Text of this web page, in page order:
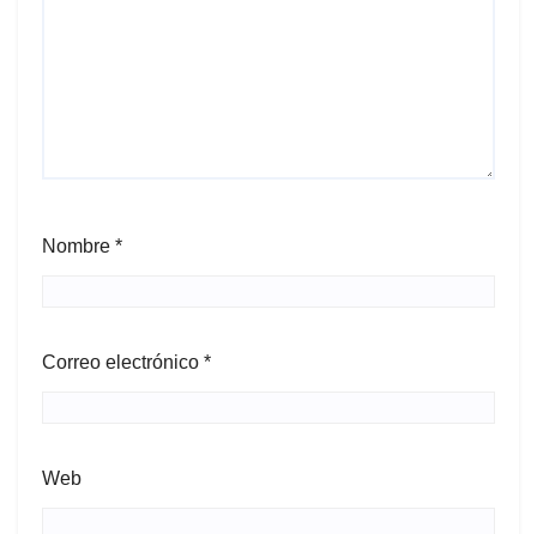
Nombre *
Correo electrónico *
Web